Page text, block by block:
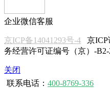
企业微信客服
京ICP备14041293号-4 京ICP
务经营许可证编号（京）-B2-
关闭
联系电话： 400-8769-336